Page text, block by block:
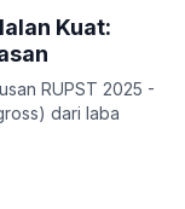
Kuat:
RUPST 2025 -
dari laba